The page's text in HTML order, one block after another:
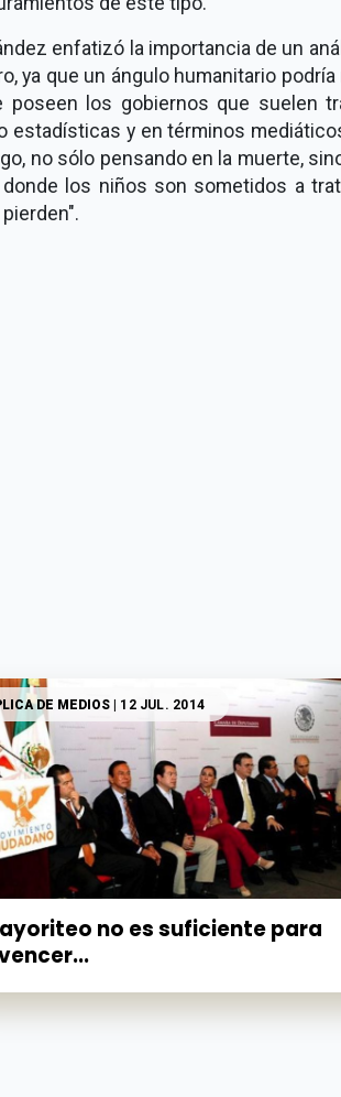
enfatizó la importancia de un
ya que un ángulo humanitario
poseen los gobiernos que suelen
estadísticas y en términos
no sólo pensando en la muerte,
los niños son sometidos a
DE MEDIOS| 12 JUL. 2014
no es suficiente para